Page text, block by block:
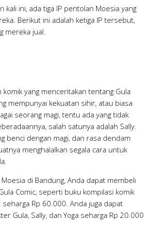
kali ini, ada tiga IP pentolan Moesia yang
Berikut ini adalah ketiga IP tersebut,
mereka jual.
komik yang menceritakan tentang Gula
mempunyai kekuatan sihir, atau biasa
seorang magi, tentu ada yang tidak
salah satunya adalah Sally.
benci dengan magi, dan rasa dendam
menghalalkan segala cara untuk
di Bandung, Anda dapat membeli
Comic, seperti buku kompilasi komik
seharga Rp 60.000. Anda juga dapat
Gula, Sally, dan Yoga seharga Rp 20.000